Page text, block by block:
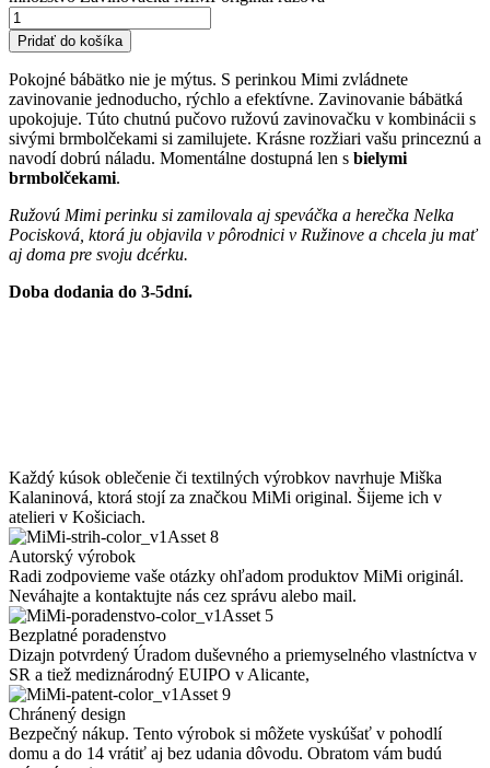
Pridať do košíka
Pokojné bábätko nie je mýtus. S perinkou Mimi zvládnete
zavinovanie jednoducho, rýchlo a efektívne. Zavinovanie bábätká
upokojuje. Túto chutnú pučovo ružovú zavinovačku v kombinácii s
sivými brmbolčekami si zamilujete. Krásne rozžiari vašu princeznú a
navodí dobrú náladu. Momentálne dostupná len s bielymi
brmbolčekami.
Ružovú Mimi perinku si zamilovala aj speváčka a herečka Nelka
Pocisková, ktorá ju objavila v pôrodnici v Ružinove a chcela ju mať
aj doma pre svoju dcérku.
Doba dodania do 3-5dní.
Každý kúsok oblečenie či textilných výrobkov navrhuje Miška
Kalaninová, ktorá stojí za značkou MiMi original. Šijeme ich v
atelieri v Košiciach.
Autorský výrobok
Radi zodpovieme vaše otázky ohľadom produktov MiMi originál.
Neváhajte a kontaktujte nás cez správu alebo mail.
Bezplatné poradenstvo
Dizajn potvrdený Úradom duševného a priemyselného vlastníctva v
SR a tiež mediznárodný EUIPO v Alicante,
Chránený design
Bezpečný nákup. Tento výrobok si môžete vyskúšať v pohodlí
domu a do 14 vrátiť aj bez udania dôvodu. Obratom vám budú